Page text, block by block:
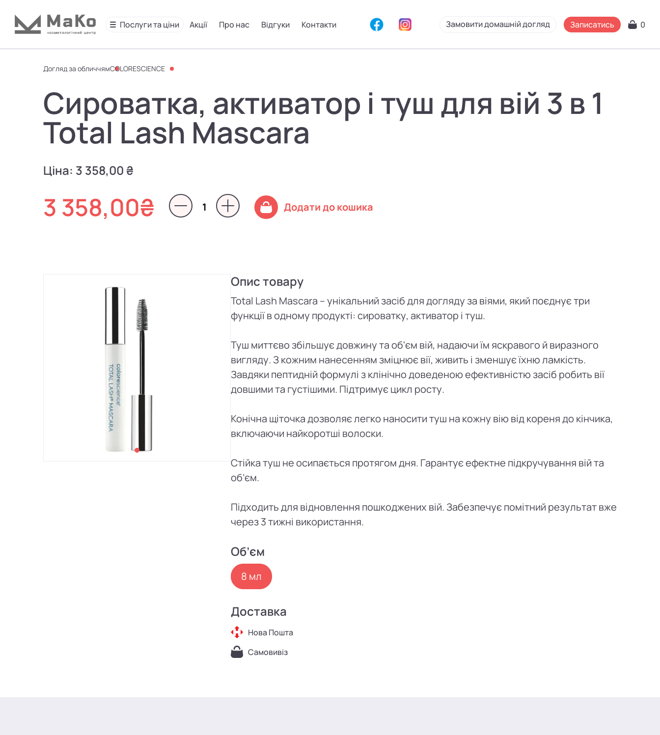
Послуги та ціни Акції Про нас Відгуки Контакти Замовити домашній догляд Записатись 0
Догляд за обличчямCOLORESCIENCE
Сироватка, активатор і туш для вій 3 в 1
Total Lash Mascara
Ціна: 3 358,00 ₴
3 358,00₴
Опис товару
Total Lash Mascara – унікальний засіб для догляду за віями, який поєднує три
функції в одному продукті: сироватку, активатор і туш.
Туш миттєво збільшує довжину та об'єм вій, надаючи їм яскравого й виразного
вигляду. З кожним нанесенням зміцнює вії, живить і зменшує їхню ламкість.
Завдяки пептидній формулі з клінічно доведеною ефективністю засіб робить вії
довшими та густішими. Підтримує цикл росту.
Конічна щіточка дозволяє легко наносити туш на кожну вію від кореня до кінчика,
включаючи найкоротші волоски.
Стійка туш не осипається протягом дня. Гарантує ефектне підкручування вій та
об’єм.
Підходить для відновлення пошкоджених вій. Забезпечує помітний результат вже
через 3 тижні використання.
Об’єм
8 мл
Доставка
Нова Пошта
Самовивіз